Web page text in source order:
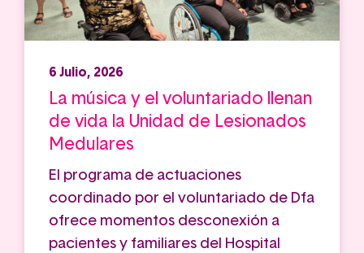
6 Julio, 2026
La música y el voluntariado llenan
de vida la Unidad de Lesionados
Medulares
El programa de actuaciones
coordinado por el voluntariado de Dfa
ofrece momentos desconexión a
pacientes y familiares del Hospital